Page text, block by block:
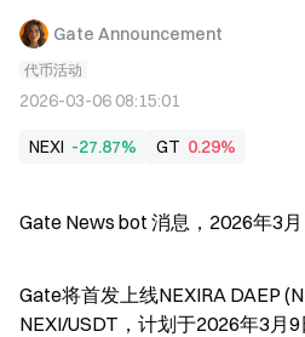
Gate Announcement
代币活动
2026-03-06 08:15:01
NEXI -27.87% GT 0.29%
Gate News bot 消息，2026年3
Gate将首发上线NEXIRA DAEP
NEXI/USDT，计划于2026年3月